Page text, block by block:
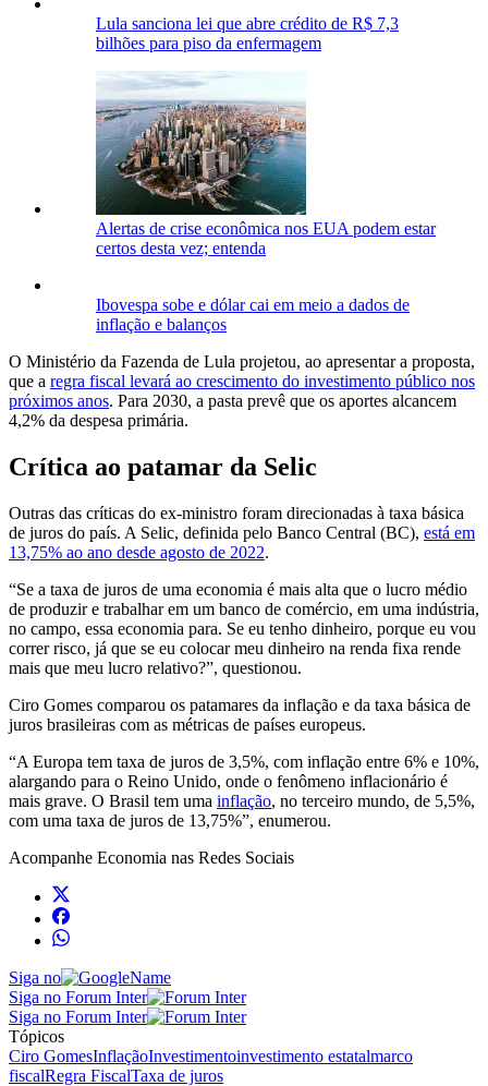
Lula sanciona lei que abre crédito de R$ 7,3
bilhões para piso da enfermagem
Alertas de crise econômica nos EUA podem estar
certos desta vez; entenda
Ibovespa sobe e dólar cai em meio a dados de
inflação e balanços
O Ministério da Fazenda de Lula projetou, ao apresentar a proposta,
que a regra fiscal levará ao crescimento do investimento público nos
próximos anos. Para 2030, a pasta prevê que os aportes alcancem
4,2% da despesa primária.
Crítica ao patamar da Selic
Outras das críticas do ex-ministro foram direcionadas à taxa básica
de juros do país. A Selic, definida pelo Banco Central (BC), está em
13,75% ao ano desde agosto de 2022.
“Se a taxa de juros de uma economia é mais alta que o lucro médio
de produzir e trabalhar em um banco de comércio, em uma indústria,
no campo, essa economia para. Se eu tenho dinheiro, porque eu vou
correr risco, já que se eu colocar meu dinheiro na renda fixa rende
mais que meu lucro relativo?”, questionou.
Ciro Gomes comparou os patamares da inflação e da taxa básica de
juros brasileiras com as métricas de países europeus.
“A Europa tem taxa de juros de 3,5%, com inflação entre 6% e 10%,
alargando para o Reino Unido, onde o fenômeno inflacionário é
mais grave. O Brasil tem uma inflação, no terceiro mundo, de 5,5%,
com uma taxa de juros de 13,75%”, enumerou.
Acompanhe Economia nas Redes Sociais
Siga no
Siga no Forum Inter
Siga no Forum Inter
Tópicos
Ciro GomesInflaçãoInvestimentoinvestimento estatalmarco
fiscalRegra FiscalTaxa de juros